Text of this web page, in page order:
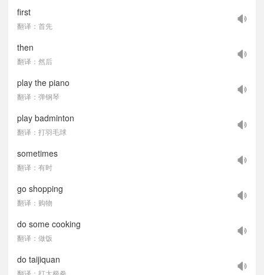
first
翻译：首先
then
翻译：然后
play the piano
翻译：弹钢琴
play badminton
翻译：打羽毛球
sometimes
翻译：有时
go shopping
翻译：购物
do some cooking
翻译：做饭
do taijiquan
翻译：打太极拳